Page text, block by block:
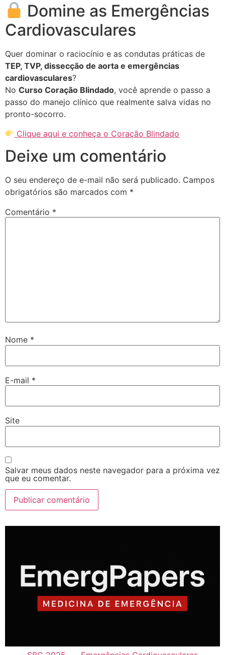
Domine as Emergências
Cardiovasculares
Quer dominar o raciocínio e as condutas práticas de
TEP, TVP, dissecção de aorta e emergências
cardiovasculares?
No Curso Coração Blindado, você aprende o passo a
passo do manejo clínico que realmente salva vidas no
pronto-socorro.
Clique aqui e conheça o Coração Blindado
Deixe um comentário
O seu endereço de e-mail não será publicado. Campos
obrigatórios são marcados com *
Comentário *
Nome *
E-mail *
Site
Salvar meus dados neste navegador para a próxima vez
que eu comentar.